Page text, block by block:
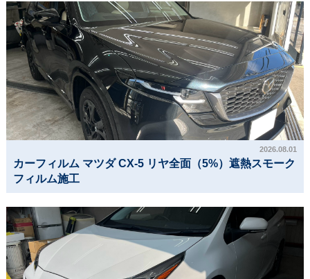
2026.08.01
カーフィルム マツダ CX-5 リヤ全面（5%）遮熱スモーク
フィルム施工